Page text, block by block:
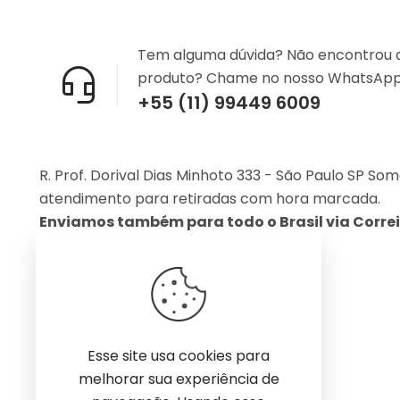
+55 (11) 99449 6009
Tem alguma dúvida? Não encontrou
produto? Chame no nosso
R. Prof. Dorival Dias Minhoto 333 - São Paulo SP
atendimento para retiradas com hora marcada.
Enviamos também para todo o Brasil via
Esse site usa cookies para
melhorar sua experiência de